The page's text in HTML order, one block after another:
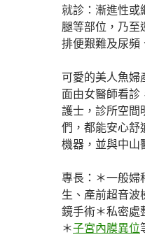
就診：漸進性或
腿等部位，乃至
排便艱難及尿頻
可愛的美人魚婦
面由女醫師看診
護士，診所空間
們，都能安心舒
機器，並與中山
專長：＊一般婦
生、產前超音波
鏡手術＊私密處
＊子宮內膜異位